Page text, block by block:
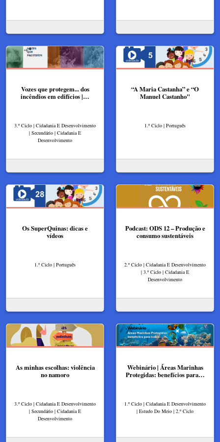
Vozes que protegem... dos
incêndios em edifícios |…
3.º Ciclo | Cidadania E Desenvolvimento
| Secundário | Cidadania E
Desenvolvimento
“A Maria Castanha” e “O
Manuel Castanho"
1.º Ciclo | Português
Os SuperQuinas: dicas e
vídeos
1.º Ciclo | Português
Podcast: ODS 12 – Produção e
consumo sustentáveis
2.º Ciclo | Cidadania E Desenvolvimento
| 3.º Ciclo | Cidadania E
Desenvolvimento
As minhas escolhas: violência
no namoro
3.º Ciclo | Cidadania E Desenvolvimento
| Secundário | Cidadania E
Desenvolvimento
Webinário | Áreas Marinhas
Protegidas: benefícios para…
1.º Ciclo | Cidadania E Desenvolvimento
| Estudo Do Meio | 2.º Ciclo